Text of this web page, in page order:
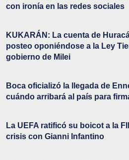
con ironía en las redes sociales
KUKARÁN: La cuenta de
posteo oponiéndose a la Ley
gobierno de Milei
Boca oficializó la llegada de
cuándo arribará al país para
La UEFA ratificó su boicot a la
crisis con Gianni Infantino